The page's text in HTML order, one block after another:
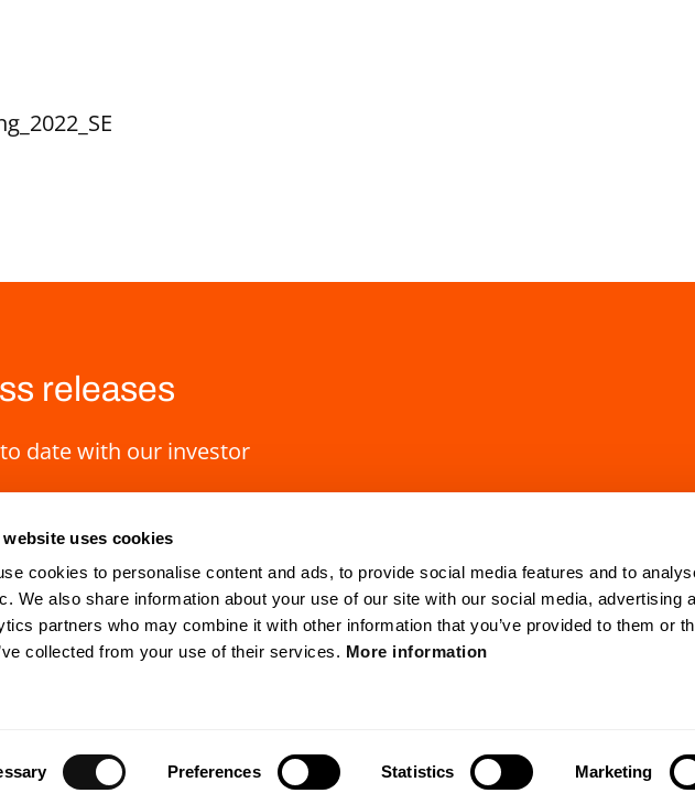
website uses cookies
cookies to personalise content and ads, to provide social media features and to
We also share information about your use of our site with our social media, advertising
partners who may combine it with other information that you’ve provided to them or
collected from your use of their services. More information
Preferences Statistics Marketing
releases
date with our investor
info@blincvision.com
HQ Lund